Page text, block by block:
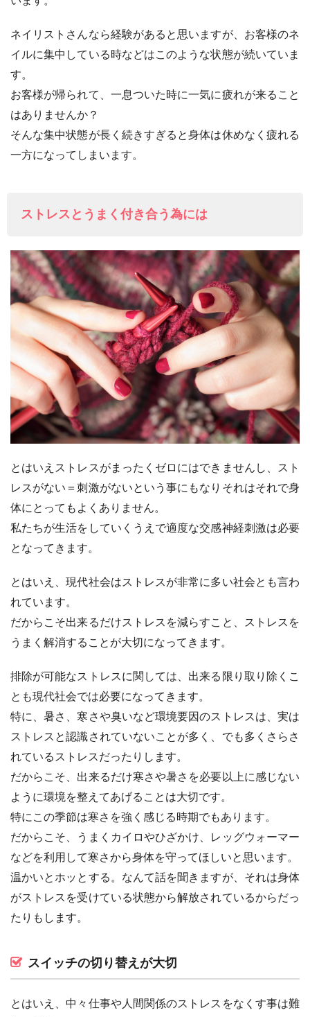
ネイリストさんなら経験があると思いますが、お客様のネ
イルに集中している時などはこのような状態が続いていま
す。
お客様が帰られて、一息ついた時に一気に疲れが来ること
はありませんか？
そんな集中状態が長く続きすぎると身体は休めなく疲れる
一方になってしまいます。
ストレスとうまく付き合う為には
とはいえストレスがまったくゼロにはできませんし、スト
レスがない＝刺激がないという事にもなりそれはそれで身
体にとってもよくありません。
私たちが生活をしていくうえで適度な交感神経刺激は必要
となってきます。
とはいえ、現代社会はストレスが非常に多い社会とも言わ
れています。
だからこそ出来るだけストレスを減らすこと、ストレスを
うまく解消することが大切になってきます。
排除が可能なストレスに関しては、出来る限り取り除くこ
とも現代社会では必要になってきます。
特に、暑さ、寒さや臭いなど環境要因のストレスは、実は
ストレスと認識されていないことが多く、でも多くさらさ
れているストレスだったりします。
だからこそ、出来るだけ寒さや暑さを必要以上に感じない
ように環境を整えてあげることは大切です。
特にこの季節は寒さを強く感じる時期でもあります。
だからこそ、うまくカイロやひざかけ、レッグウォーマー
などを利用して寒さから身体を守ってほしいと思います。
温かいとホッとする。なんて話を聞きますが、それは身体
がストレスを受けている状態から解放されているからだっ
たりもします。
スイッチの切り替えが大切
とはいえ、中々仕事や人間関係のストレスをなくす事は難